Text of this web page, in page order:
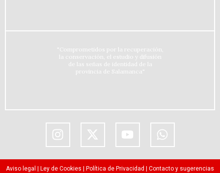
"Comprometidos por la recuperación,
la conservación, el estudio y difusión
de las señas de identidad de la
provincia de Salamanca"
Aviso legal | Ley de Cookies | Política de Privacidad | Contacto y sugerencias